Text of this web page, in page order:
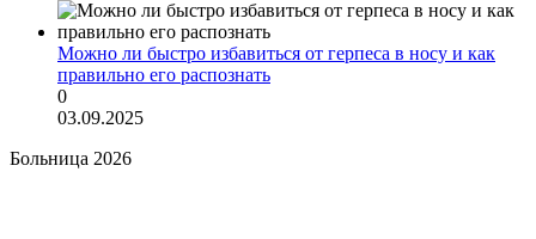
Можно ли быстро избавиться от герпеса в носу и как
правильно его распознать
0
03.09.2025
Больница 2026